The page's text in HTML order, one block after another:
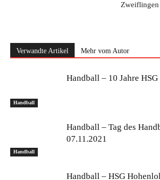
Zweiflingen
Verwandte Artikel Mehr vom Autor
Handball
Handball – 10 Jahre
Handball
Handball – Tag des
07.11.2021
Handball – HSG